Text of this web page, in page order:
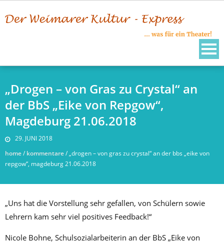
to
„Drogen – von Gras zu Crystal“ an
der BbS „Eike von Repgow“,
Magdeburg 21.06.2018
29. JUNI 2018
home/kommentare/„drogen – von gras zu crystal“ an der bbs „eike von
repgow“, magdeburg 21.06.2018
„Uns hat die Vorstellung sehr gefallen, von Schülern sowie
Lehrern kam sehr viel positives Feedback!“
Nicole Bohne, Schulsozialarbeiterin an der BbS „Eike von